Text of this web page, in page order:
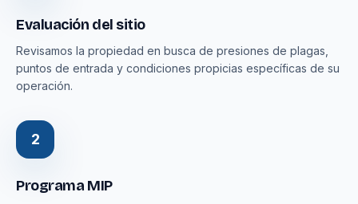
Evaluación del sitio
Revisamos la propiedad en busca de presiones de plagas,
puntos de entrada y condiciones propicias específicas de su
operación.
2
Programa MIP